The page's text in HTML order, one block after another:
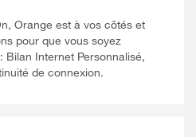
Orange est à vos côtés et
pour que vous soyez
Internet Personnalisé,
de connexion.